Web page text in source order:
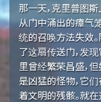
那一天，克里普图
从门中涌出的瘴气
统的召唤方法失效
了这扇传送门，发
里曾经繁荣昌盛，
是凶猛的怪物，它
着文明的残骸。就